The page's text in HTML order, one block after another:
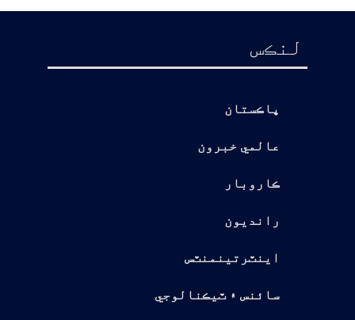
لنڪس
پاڪستان
عالمي خبرون
ڪاروبار
رانديون
اينٽرتينمنٽس
سائنس ۽ ٽيڪنالوجي